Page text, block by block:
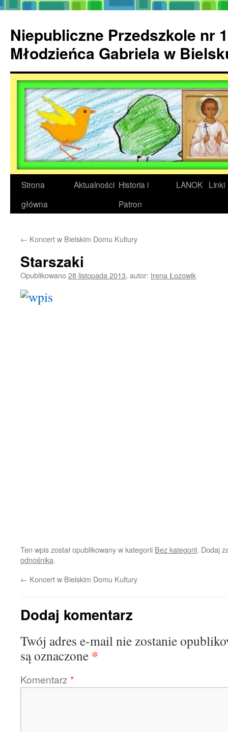
treści
Niepubliczne Przedszkole nr
Młodzieńca Gabriela w
Strona
główna
Aktualności Historia i
Patron
LANOK Linki
← Koncert w Bielskim Domu Kultury
Starszaki
Opublikowano28 listopada 2013, autor: Irena Łozowik
Ten wpis został opublikowany w kategorii Bez kategorii. Dodaj
odnośnika.
← Koncert w Bielskim Domu Kultury
Dodaj komentarz
Twój adres e-mail nie zostanie
są oznaczone *
Komentarz *